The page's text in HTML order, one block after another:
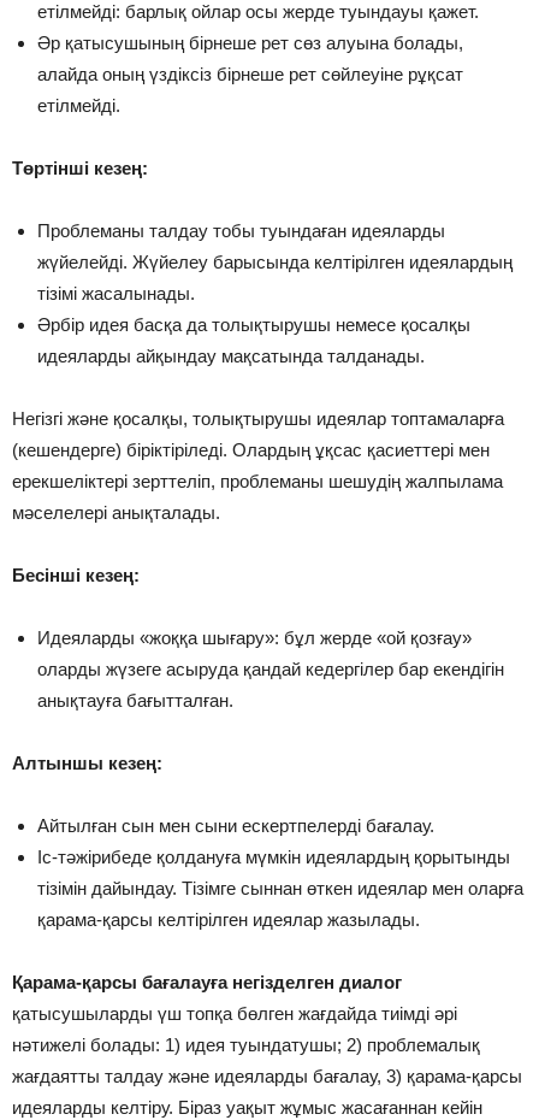
етілмейді: барлық ойлар осы жерде туындауы қажет.
Әр қатысушының бірнеше рет сөз алуына болады,
алайда оның үздіксіз бірнеше рет сөйлеуіне рұқсат
етілмейді.
Төртінші кезең:
Проблеманы талдау тобы туындаған идеяларды
жүйелейді. Жүйелеу барысында келтірілген идеялардың
тізімі жасалынады.
Әрбір идея басқа да толықтырушы немесе қосалқы
идеяларды айқындау мақсатында талданады.
Негізгі және қосалқы, толықтырушы идеялар топтамаларға
(кешендерге) біріктіріледі. Олардың ұқсас қасиеттері мен
ерекшеліктері зерттеліп, проблеманы шешудің жалпылама
мәселелері анықталады.
Бесінші кезең:
Идеяларды «жоққа шығару»: бұл жерде «ой қозғау»
оларды жүзеге асыруда қандай кедергілер бар екендігін
анықтауға бағытталған.
Алтыншы кезең:
Айтылған сын мен сыни ескертпелерді бағалау.
Іс-тәжірибеде қолдануға мүмкін идеялардың қорытынды
тізімін дайындау. Тізімге сыннан өткен идеялар мен оларға
қарама-қарсы келтірілген идеялар жазылады.
Қарама-қарсы бағалауға негізделген диалог
қатысушыларды үш топқа бөлген жағдайда тиімді әрі
нәтижелі болады: 1) идея туындатушы; 2) проблемалық
жағдаятты талдау және идеяларды бағалау, 3) қарама-қарсы
идеяларды келтіру. Біраз уақыт жұмыс жасағаннан кейін